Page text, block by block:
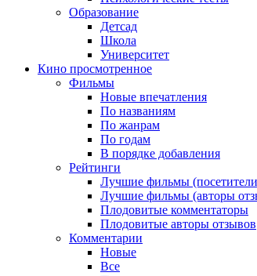
Образование
Детсад
Школа
Университет
Кино просмотренное
Фильмы
Новые впечатления
По названиям
По жанрам
По годам
В порядке добавления
Рейтинги
Лучшие фильмы
Лучшие фильмы (авторы
Плодовитые комментаторы
Плодовитые авторы отзывов
Комментарии
Новые
Все